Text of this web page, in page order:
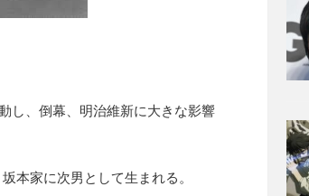
し、倒幕、明治維新に大きな影響
本家に次男として生まれる。